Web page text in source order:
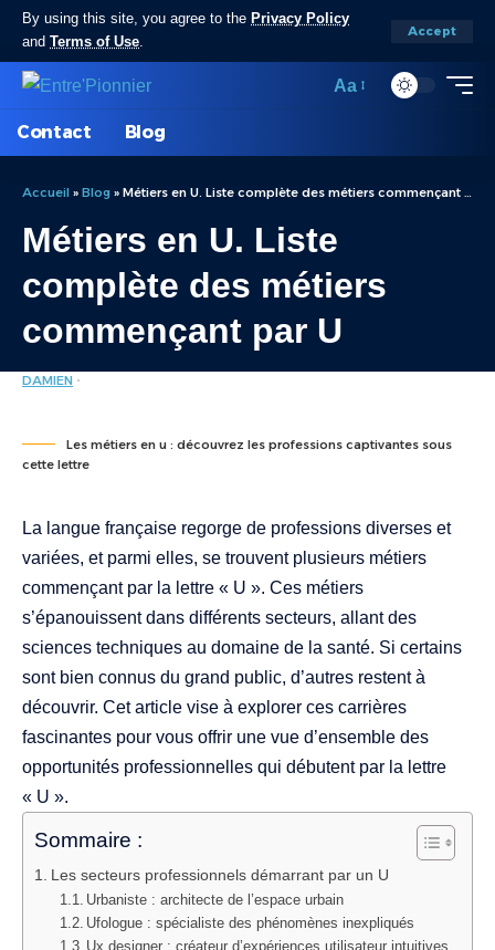
By using this site, you agree to the Privacy Policy
and Terms of Use.
Accept
Aa
Contact Blog
Accueil » Blog » Métiers en U. Liste complète des métiers commençant par U
Métiers en U. Liste
complète des métiers
commençant par U
DAMIEN
Les métiers en u : découvrez les professions captivantes sous
cette lettre
La langue française regorge de professions diverses et
variées, et parmi elles, se trouvent plusieurs métiers
commençant par la lettre « U ». Ces métiers
s’épanouissent dans différents secteurs, allant des
sciences techniques au domaine de la santé. Si certains
sont bien connus du grand public, d’autres restent à
découvrir. Cet article vise à explorer ces carrières
fascinantes pour vous offrir une vue d’ensemble des
opportunités professionnelles qui débutent par la lettre
« U ».
Sommaire :
Les secteurs professionnels démarrant par un U
Urbaniste : architecte de l’espace urbain
Ufologue : spécialiste des phénomènes inexpliqués
Ux designer : créateur d’expériences utilisateur intuitives